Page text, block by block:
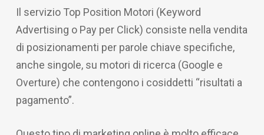
Il servizio Top Position Motori (Keyword
Advertising o Pay per Click) consiste nella vendita
di posizionamenti per parole chiave specifiche,
anche singole, su motori di ricerca (Google e
Overture) che contengono i cosiddetti “risultati a
pagamento”.